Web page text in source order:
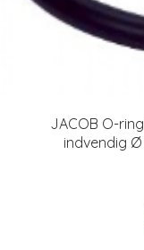
JACOB O-
indvendig Ø